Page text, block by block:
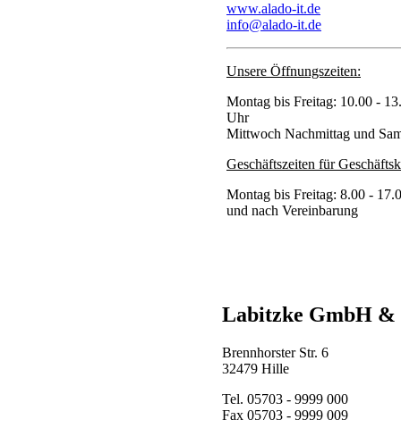
www.alado-it.de
info@alado-it.de
Unsere Öffnungszeiten:
Montag bis Freitag: 10.00 -
Uhr
Mittwoch Nachmittag und
Geschäftszeiten für
Montag bis Freitag: 8.00 -
und nach Vereinbarung
Labitzke GmbH &
Brennhorster Str. 6
32479 Hille
Tel. 05703 - 9999 000
Fax 05703 - 9999 009